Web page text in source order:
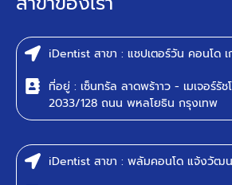
iDentist สาขา : แชปเตอร์วัน คอนโด
ที่อยู่ : เซ็นทรัล ลาดพร้าาว - เมเจอร์รั
2033/128 ถนน พหลโยธิน กรุงเทพ
iDentist สาขา : พลัมคอนโด แจ้งวัฒน